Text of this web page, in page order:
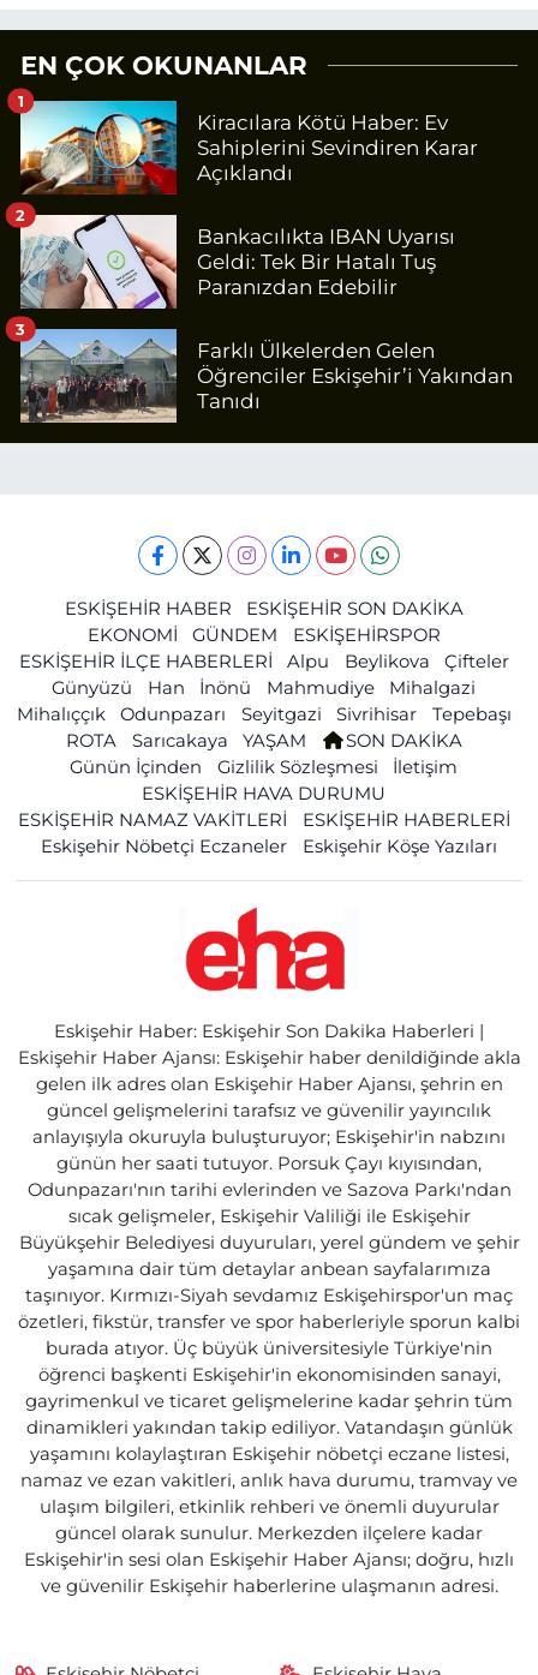
EN ÇOK OKUNANLAR
Kiracılara Kötü Haber: Ev
Sahiplerini Sevindiren Karar
Açıklandı
1
Bankacılıkta IBAN Uyarısı
Geldi: Tek Bir Hatalı Tuş
Paranızdan Edebilir
2
Farklı Ülkelerden Gelen
Öğrenciler Eskişehir’i Yakından
Tanıdı
3
ESKİŞEHİR HABER
ESKİŞEHİR SON DAKİKA
EKONOMİ
GÜNDEM
ESKİŞEHİRSPOR
ESKİŞEHİR İLÇE HABERLERİ
Alpu Beylikova
Çifteler
Günyüzü
Han İnönü Mahmudiye
Mihalgazi
Mihalıççık
Odunpazarı Seyitgazi Sivrihisar
Tepebaşı
ROTA
Sarıcakaya YAŞAM
SON DAKİKA
Günün İçinden
Gizlilik Sözleşmesi
İletişim
ESKİŞEHİR HAVA DURUMU
ESKİŞEHİR NAMAZ VAKİTLERİ
ESKİŞEHİR HABERLERİ
Eskişehir Nöbetçi Eczaneler
Eskişehir Köşe Yazıları
Eskişehir Haber: Eskişehir Son Dakika Haberleri |
Eskişehir Haber Ajansı: Eskişehir haber denildiğinde akla
gelen ilk adres olan Eskişehir Haber Ajansı, şehrin en
güncel gelişmelerini tarafsız ve güvenilir yayıncılık
anlayışıyla okuruyla buluşturuyor; Eskişehir'in nabzını
günün her saati tutuyor. Porsuk Çayı kıyısından,
Odunpazarı'nın tarihi evlerinden ve Sazova Parkı'ndan
sıcak gelişmeler, Eskişehir Valiliği ile Eskişehir
Büyükşehir Belediyesi duyuruları, yerel gündem ve şehir
yaşamına dair tüm detaylar anbean sayfalarımıza
taşınıyor. Kırmızı-Siyah sevdamız Eskişehirspor'un maç
özetleri, fikstür, transfer ve spor haberleriyle sporun kalbi
burada atıyor. Üç büyük üniversitesiyle Türkiye'nin
öğrenci başkenti Eskişehir'in ekonomisinden sanayi,
gayrimenkul ve ticaret gelişmelerine kadar şehrin tüm
dinamikleri yakından takip ediliyor. Vatandaşın günlük
yaşamını kolaylaştıran Eskişehir nöbetçi eczane listesi,
namaz ve ezan vakitleri, anlık hava durumu, tramvay ve
ulaşım bilgileri, etkinlik rehberi ve önemli duyurular
güncel olarak sunulur. Merkezden ilçelere kadar
Eskişehir'in sesi olan Eskişehir Haber Ajansı; doğru, hızlı
ve güvenilir Eskişehir haberlerine ulaşmanın adresi.